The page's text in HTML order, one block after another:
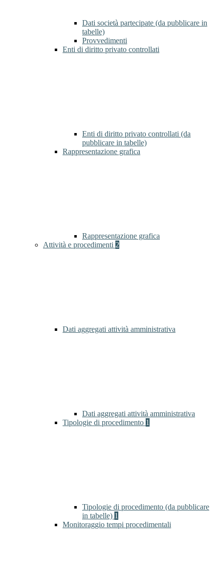
Dati società partecipate (da pubblicare in
tabelle)
Provvedimenti
Enti di diritto privato controllati
Enti di diritto privato controllati (da
pubblicare in tabelle)
Rappresentazione grafica
Rappresentazione grafica
Attività e procedimenti 2
Dati aggregati attività amministrativa
Dati aggregati attività amministrativa
Tipologie di procedimento 1
Tipologie di procedimento (da pubblicare
in tabelle) 1
Monitoraggio tempi procedimentali